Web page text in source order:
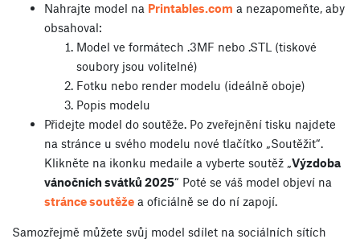
Nahrajte model na Printables.com a nezapomeňte, aby
obsahoval:
Model ve formátech .3MF nebo .STL (tiskové
soubory jsou volitelné)
Fotku nebo render modelu (ideálně oboje)
Popis modelu
Přidejte model do soutěže. Po zveřejnění tisku najdete
na stránce u svého modelu nové tlačítko „Soutěžit“.
Klikněte na ikonku medaile a vyberte soutěž „Výzdoba
vánočních svátků 2025“ Poté se váš model objeví na
stránce soutěže a oficiálně se do ní zapojí.
Samozřejmě můžete svůj model sdílet na sociálních sítích